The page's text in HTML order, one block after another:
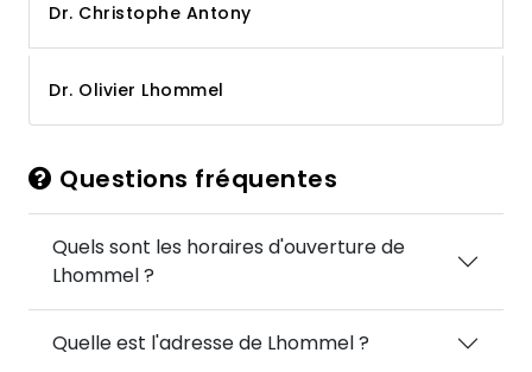
Dr. Christophe Antony
Dr. Olivier Lhommel
Questions fréquentes
Quels sont les horaires d'ouverture de
Lhommel ?
Quelle est l'adresse de Lhommel ?